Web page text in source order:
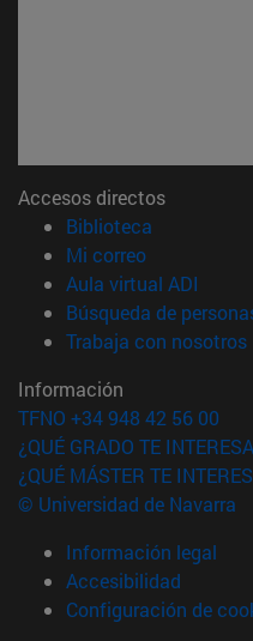
Accesos directos
Biblioteca
Mi correo(abre en
Aula virtual ADI
Búsqueda de
Trabaja con nosotros
Información
TFNO +34 948 42 56 00
¿QUÉ GRADO TE
¿QUÉ MÁSTER TE
© Universidad de Navarra
Información legal
Accesibilidad
Configuración de